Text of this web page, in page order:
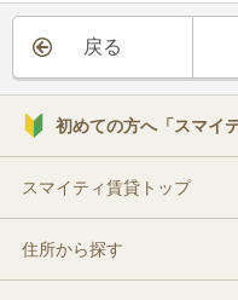
戻る
初めての方へ「スマイ
スマイティ賃貸トップ
住所から探す